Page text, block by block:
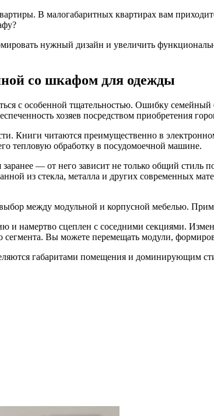
В малогабаритных квартирах вам
нужный дизайн и увеличить
со шкафом для одежды
с особенной тщательностью. Ошибку
хозяев посредством приобретения
Книги читаются преимущественно в
тепловую обработку в посудомоечной машине.
— от него зависит не только общий
из стекла, металла и других современных
между модульной и корпусной мебелью.
и намертво сцеплен с соседними секциями.
Вы можете перемещать модули,
габаритами помещения и доминирующим